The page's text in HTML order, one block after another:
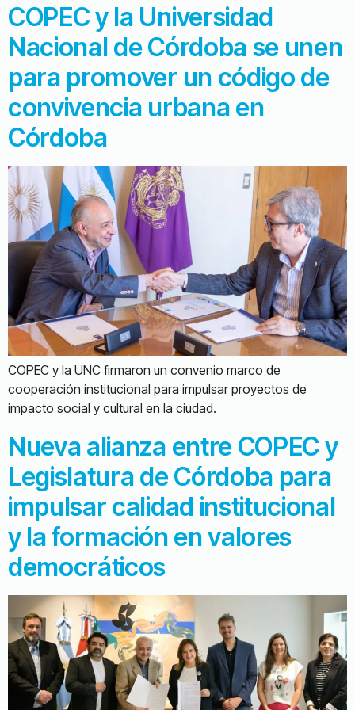
COPEC y la Universidad
Nacional de Córdoba se unen
para promover un código de
convivencia urbana en
Córdoba
COPEC y la UNC firmaron un convenio marco de
cooperación institucional para impulsar proyectos de
impacto social y cultural en la ciudad.
Nueva alianza entre COPEC y
Legislatura de Córdoba para
impulsar calidad institucional
y la formación en valores
democráticos